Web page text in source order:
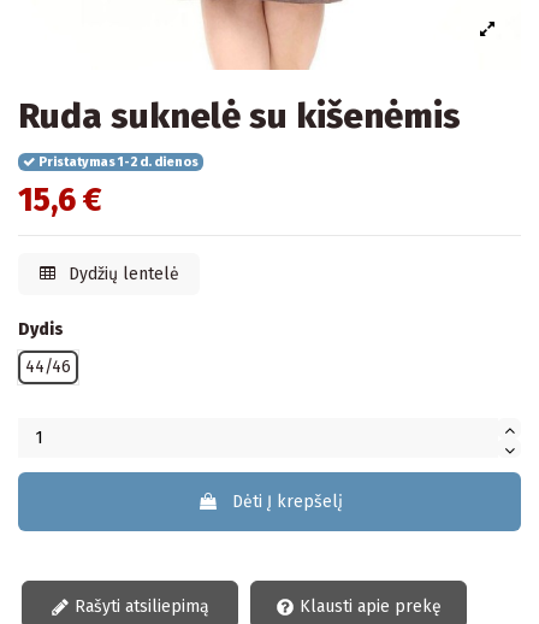
Ruda suknelė su kišenėmis
Pristatymas 1-2 d. dienos
15,6 €
Dydžių lentelė
Dydis
44/46
Dėti Į krepšelį
Rašyti atsiliepimą Klausti apie prekę